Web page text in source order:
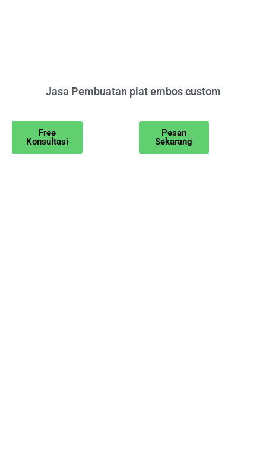
Jasa Pembuatan plat embos custom
Free
Konsultasi
Pesan
Sekarang